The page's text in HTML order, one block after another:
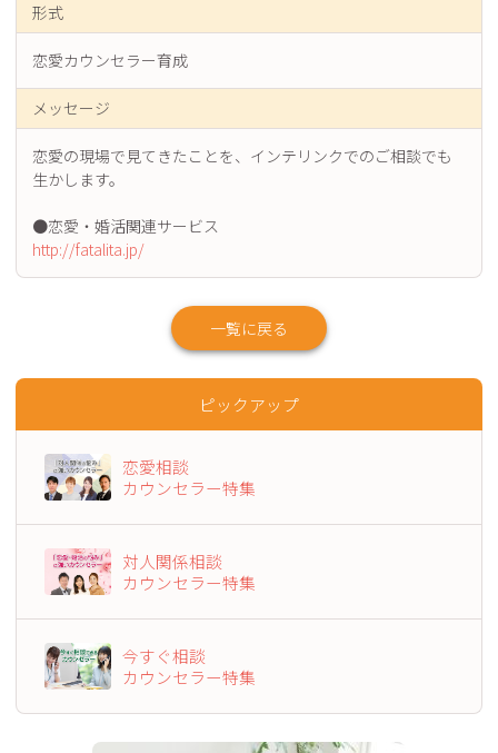
形式
恋愛カウンセラー育成
メッセージ
恋愛の現場で見てきたことを、インテリンクでのご相談でも
生かします。
http://fatalita.jp/
一覧に戻る
ピックアップ
恋愛相談
カウンセラー特集
対人関係相談
カウンセラー特集
今すぐ相談
カウンセラー特集